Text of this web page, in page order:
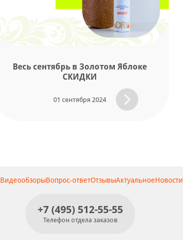
Весь сентябрь в Золотом Яблоке
СКИДКИ
01 сентября 2024
ВидеообзорыВопрос-ответОтзывыАктуальноеНовости
+7 (495) 512-55-55
Телефон отдела заказов